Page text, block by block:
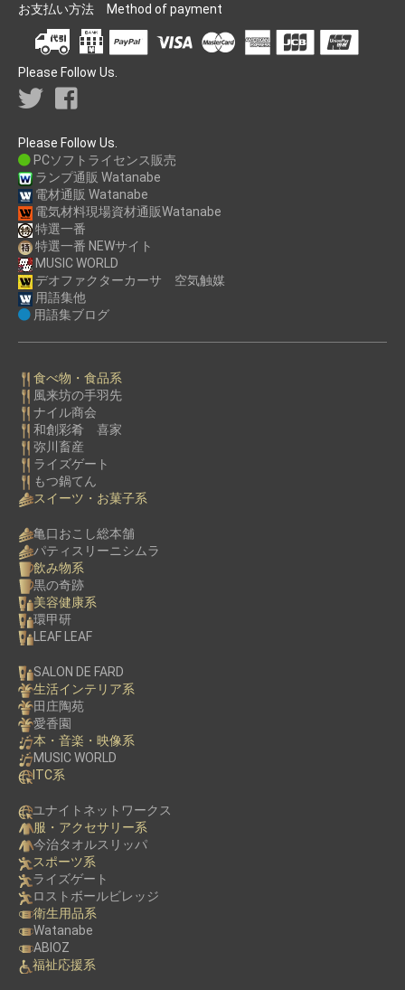
お支払い方法 Method of payment
Please Follow Us.
Please Follow Us.
PCソフトライセンス販売
ランプ通販 Watanabe
電材通販 Watanabe
電気材料現場資材通販Watanabe
特選一番
特選一番 NEWサイト
MUSIC WORLD
デオファクターカーサ 空気触媒
用語集他
用語集ブログ
食べ物・食品系
風来坊の手羽先
ナイル商会
和創彩肴 喜家
弥川畜産
ライズゲート
もつ鍋てん
スイーツ・お菓子系
亀口おこし総本舗
パティスリーニシムラ
飲み物系
黒の奇跡
美容健康系
環甲研
LEAF LEAF
SALON DE FARD
生活インテリア系
田庄陶苑
愛香園
本・音楽・映像系
MUSIC WORLD
ITC系
ユナイトネットワークス
服・アクセサリー系
今治タオルスリッパ
スポーツ系
ライズゲート
ロストボールビレッジ
衛生用品系
Watanabe
ABIOZ
福祉応援系